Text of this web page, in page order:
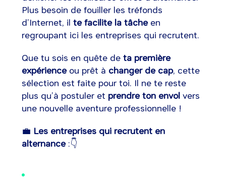
Plus besoin de fouiller les tréfonds
d’Internet, il te facilite la tâcheen
regroupant ici les entreprises qui recrutent.
Que tu sois en quête de ta première
expérienceou prêt à changer de cap, cette
sélection est faite pour toi. Il ne te reste
plus qu’à postuler et prendre ton envolvers
une nouvelle aventure professionnelle !
💼 Les entreprises qui recrutent en
alternance:👇